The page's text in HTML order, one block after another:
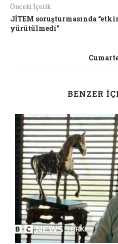
Önceki İçerik
JİTEM soruşturmasında
yürütülmedi”
BENZER